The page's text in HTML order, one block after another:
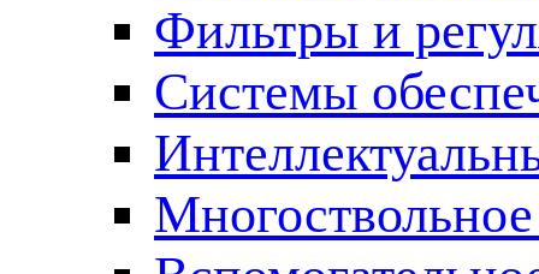
Фильтры и
Cистемы